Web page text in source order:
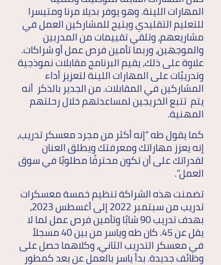
المهارات اللينة. وهو يوفر بديلا مرنا ومتيسرا
للتعليم التقليدي ويتيح للمشاركين العمل في
مشاريعهم، وتلقي تقييمات من المدربين
والموجهين، وربما تأمين فرص عمل أو شراكات.
علاوة على ذلك، يقيم البرنامج مقابلات نموذجية
وتدريبًات على المهارات اللينة لتعزيز أداء
المشاركين في المقابلات. من الجدير بالذكر أنه
يتم تتبع الخريجين لمساعدتهم خلال رحلتهم
المهنية.
كما يقول طه “إنه أكثر من مجرد معسكر تدريب،
إنه يعزز مهاراتك ومعرفتك ويطلق العنان
لقدراتك على أن تكون محترفًا مطلوبًا في سوق
العمل”.
تضمنت هذه الشراكة تنظيم خمسة معسكرات
تدريب من سبتمبر 2022 إلى أغسطس 2023،
بهدف تدريب 90 شابًا وتأمين فرص عمل لما لا
يقل عن 45. كان طه وياسر من بين 40 مسجلاً
في معسكر التدريب الثاني، وكلاهما حصل على
وظائف جديدة. بدأ ياسر بالعمل عن بعد كمطور